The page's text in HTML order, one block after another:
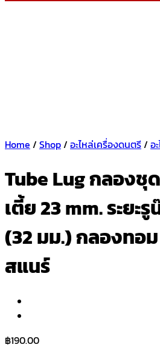
Home / Shop/ อะไหล่เครื่องดนตรี/ อ
Tube Lug กลองชุ
เตี้ย 23 mm. ระยะ
(32 มม.) กลองทอ
สแนร์
฿190.00